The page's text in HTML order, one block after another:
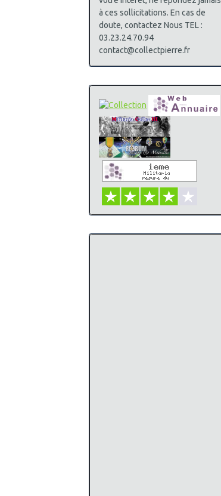
à ces sollicitations. En cas de
doute, contactez Nous TEL :
03.23.24.70.94
contact@collectpierre.fr